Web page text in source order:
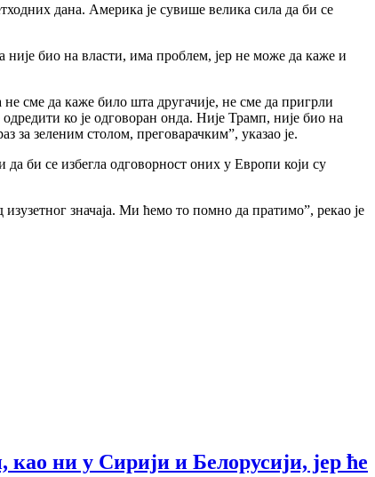
дана. Америка је сувише велика сила да би се
није био на власти, има проблем, јер не може да каже и
сме да каже било шта другачије, не сме да пригрли
ко је одговоран онда. Није Трамп, није био на
за зеленим столом, преговарачким”, указао је.
би се избегла одговорност оних у Европи који су
значаја. Ми ћемо то помно да пратимо”, рекао је
ни у Сирији и Белорусији, јер ће